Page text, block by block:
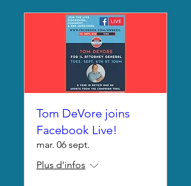
Tom DeVore joins
Facebook Live!
mar. 06 sept.
Plus d'infos